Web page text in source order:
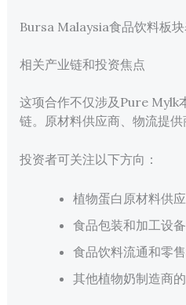
Bursa Malaysia食品饮料板
相关产业链和投资焦点
这项合作不仅涉及Pure Mylk
链。原材料供应商、物流提供
投资者可关注以下方向：
植物蛋白原材料供
食品包装和加工设
食品饮料流通和零
其他植物奶制造商